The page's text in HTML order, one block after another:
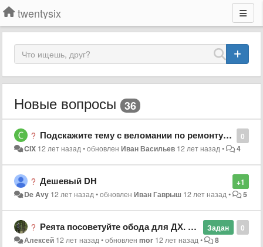
twentysix
Новые вопросы 36
0
Подскажите тему с веломании по ремонту кареток шимано
CIX 12 лет назад•обновленИван Васильев 12 лет назад• 4
+1
Дешевый DH
De Avy 12 лет назад•обновленИван Гаврыш 12 лет назад• 5
0
Задан
Реята посоветуйте обода для ДХ. байка надежные но бюджетненькие.
Алексей 12 лет назад•обновленmor 12 лет назад• 8